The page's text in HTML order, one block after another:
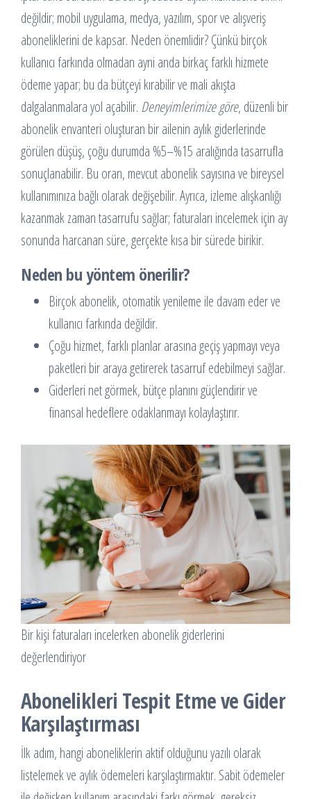
değildir; mobil uygulama, medya, yazılım, spor ve alışveriş
aboneliklerini de kapsar. Neden önemlidir? Çünkü birçok
kullanıcı farkında olmadan ayni anda birkaç farklı hizmete
ödeme yapar; bu da bütçeyi kırabilir ve mali akışta
dalgalanmalara yol açabilir. Deneyimlerimize göre, düzenli bir
abonelik envanteri oluşturan bir ailenin aylık giderlerinde
görülen düşüş, çoğu durumda %5–%15 aralığında tasarrufla
sonuçlanabilir. Bu oran, mevcut abonelik sayısına ve bireysel
kullanımınıza bağlı olarak değişebilir. Ayrıca, izleme alışkanlığı
kazanmak zaman tasarrufu sağlar; faturaları incelemek için ay
sonunda harcanan süre, gerçekte kısa bir sürede birikir.
Neden bu yöntem önerilir?
Birçok abonelik, otomatik yenileme ile davam eder ve
kullanıcı farkında değildir.
Çoğu hizmet, farklı planlar arasına geçiş yapmayı veya
paketleri bir araya getirerek tasarruf edebilmeyi sağlar.
Giderleri net görmek, bütçe planını güçlendirir ve
finansal hedeflere odaklanmayı kolaylaştırır.
Bir kişi faturaları incelerken abonelik giderlerini
değerlendiriyor
Abonelikleri Tespit Etme ve Gider
Karşılaştırması
İlk adım, hangi aboneliklerin aktif olduğunu yazılı olarak
listelemek ve aylık ödemeleri karşılaştırmaktır. Sabit ödemeler